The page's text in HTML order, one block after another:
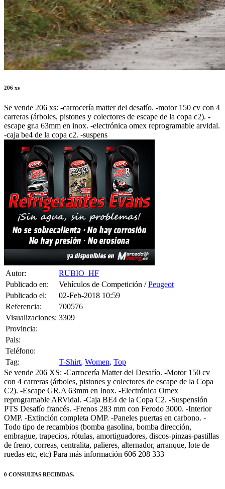
206 xs
Se vende 206 xs: -carrocería matter del desafío. -motor 150 cv con 4
carreras (árboles, pistones y colectores de escape de la copa c2). -
escape gr.a 63mm en inox. -electrónica omex reprogramable arvidal.
-caja be4 de la copa c2. -suspens
Autor:
RUBIO_HF
Publicado en:
Vehículos de Competición /Peugeot
Publicado el:
02-Feb-2018 10:59
Referencia:
700576
Visualizaciones: 3309
Provincia:
Pais:
Teléfono:
Tag:
T-Shirt, Women, Top
Se vende 206 XS: -Carrocería Matter del Desafío. -Motor 150 cv
con 4 carreras (árboles, pistones y colectores de escape de la Copa
C2). -Escape GR.A 63mm en Inox. -Electrónica Omex
reprogramable ARVidal. -Caja BE4 de la Copa C2. -Suspensión
PTS Desafío francés. -Frenos 283 mm con Ferodo 3000. -Interior
OMP. -Extinción completa OMP. -Paneles puertas en carbono. -
Todo tipo de recambios (bomba gasolina, bomba dirección,
embrague, trapecios, rótulas, amortiguadores, discos-pinzas-pastillas
de freno, correas, centralita, palieres, alternador, arranque, lote de
ruedas etc, etc) Para más información 606 208 333
0 CONSULTAS RECIBIDAS.